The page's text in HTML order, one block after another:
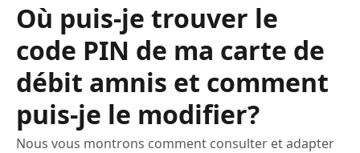
Où puis-je trouver le
code PIN de ma carte de
débit amnis et comment
puis-je le modifier?
Nous vous montrons comment consulter et adapter